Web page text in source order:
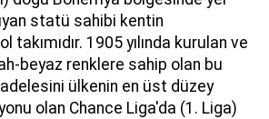
statü sahibi kentin
1905 yılında kurulan ve
beyaz renklere sahip olan bu
ülkenin en üst düzey
olan Chance Liga'da (1. Liga)